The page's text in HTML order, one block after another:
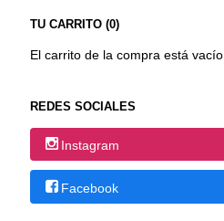
TU CARRITO (0)
El carrito de la compra está vacío
REDES SOCIALES
Instagram
Facebook